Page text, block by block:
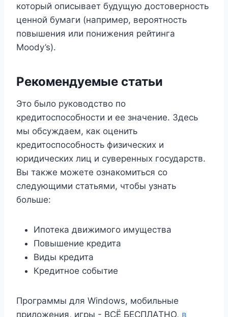
который описывает будущую достоверность
ценной бумаги (например, вероятность
повышения или понижения рейтинга
Moody’s).
Рекомендуемые статьи
Это было руководство по
кредитоспособности и ее значение. Здесь
мы обсуждаем, как оценить
кредитоспособность физических и
юридических лиц и суверенных государств.
Вы также можете ознакомиться со
следующими статьями, чтобы узнать
больше:
Ипотека движимого имущества
Повышение кредита
Виды кредита
Кредитное событие
Программы для Windows, мобильные
приложения, игры - ВСЁ БЕСПЛАТНО, в